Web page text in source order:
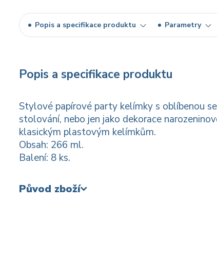
Popis a specifikace produktu Parametry
Popis a specifikace produktu
Stylové papírové party kelímky s oblíbenou
stolování, nebo jen jako dekorace
klasickým plastovým kelímkům.
Obsah: 266 ml.
Balení: 8 ks.
Původ zboží